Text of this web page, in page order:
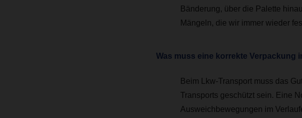
Bänderung, über die Palette
Mängeln, die wir immer wieder
Was muss eine korrekte Verpackung
Beim Lkw-Transport muss das
Transports geschützt sein. Eine
Ausweichbewegungen im